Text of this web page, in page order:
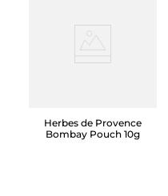
Herbes de Provence
Bombay Pouch 10g